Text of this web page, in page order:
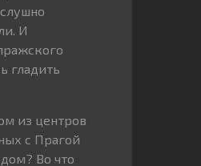
И
гладить
из центров
с Прагой
Во что